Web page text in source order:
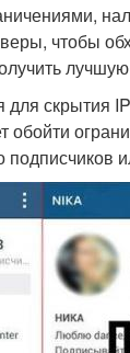
чтобы
скрытия
обойти